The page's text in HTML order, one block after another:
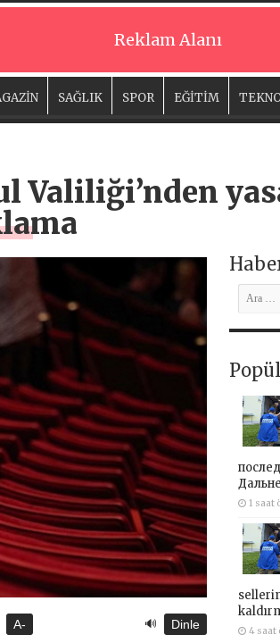
Reklam Alanı
SAĞLIK SPOR EĞİTİM
Valiliği’nden
A- 🔊 Dinle
1 saat
4 saat